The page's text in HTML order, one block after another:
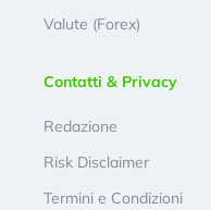
Valute (Forex)
Contatti & Privacy
Redazione
Risk Disclaimer
Termini e Condizioni